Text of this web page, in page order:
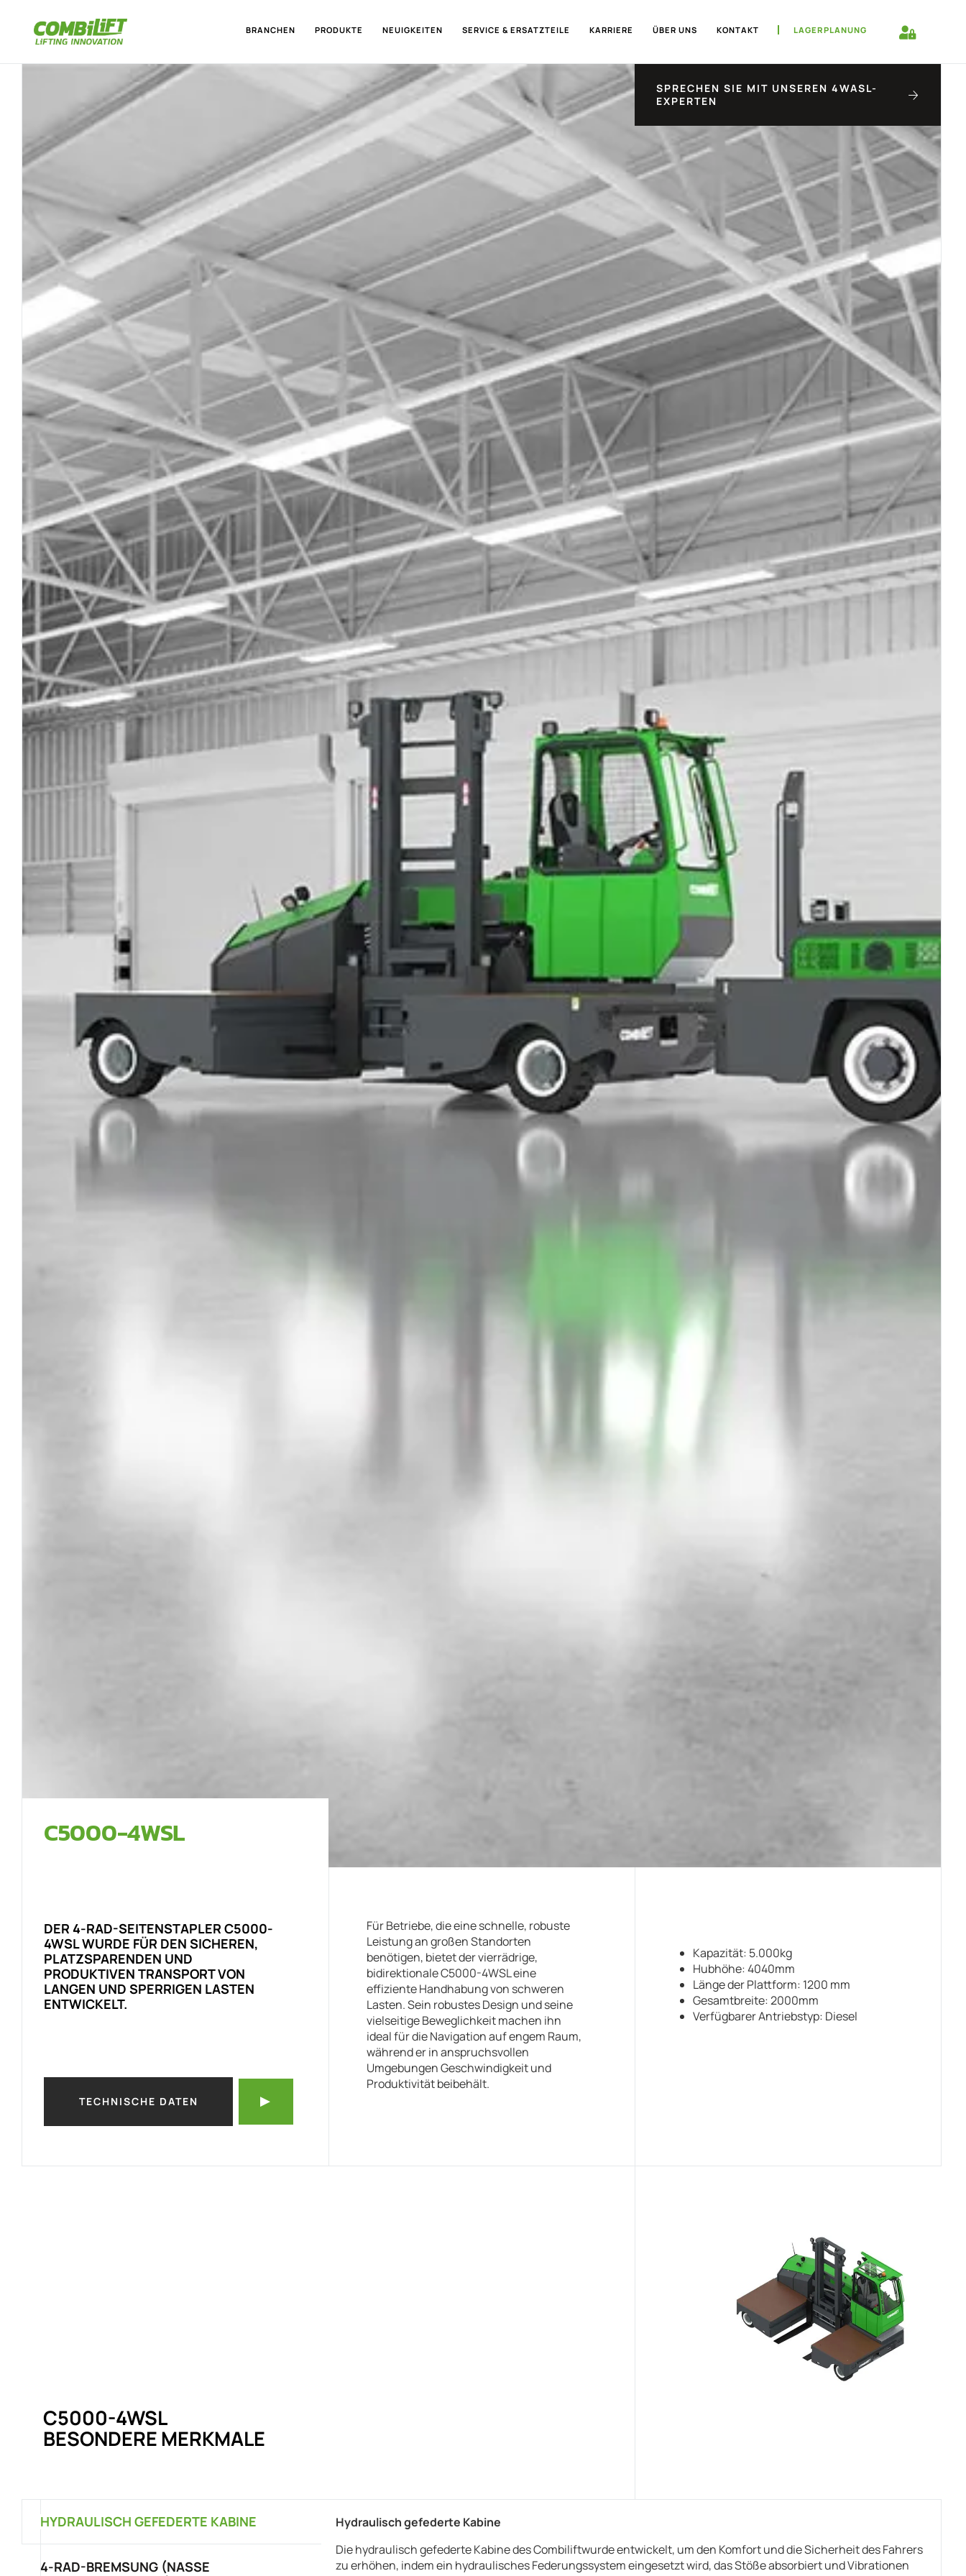
BRANCHEN PRODUKTE NEUIGKEITEN SERVICE & ERSATZTEILE KARRIERE ÜBER UNS KONTAKT LAGERPLANUNG
SPRECHEN SIE MIT UNSEREN 4WASL-
EXPERTEN
C5000-4WSL
DER 4-RAD-SEITENSTAPLER C5000-
4WSL WURDE FÜR DEN SICHEREN,
PLATZSPARENDEN UND
PRODUKTIVEN TRANSPORT VON
LANGEN UND SPERRIGEN LASTEN
ENTWICKELT.
TECHNISCHE DATEN
Für Betriebe, die eine schnelle, robuste
Leistung an großen Standorten
benötigen, bietet der vierrädrige,
bidirektionale C5000-4WSL eine
effiziente Handhabung von schweren
Lasten. Sein robustes Design und seine
vielseitige Beweglichkeit machen ihn
ideal für die Navigation auf engem Raum,
während er in anspruchsvollen
Umgebungen Geschwindigkeit und
Produktivität beibehält.
Kapazität: 5.000kg
Hubhöhe: 4040mm
Länge der Plattform: 1200 mm
Gesamtbreite: 2000mm
Verfügbarer Antriebstyp: Diesel
C5000-4WSL
BESONDERE MERKMALE
HYDRAULISCH GEFEDERTE KABINE
4-RAD-BREMSUNG (NASSE
Hydraulisch gefederte Kabine
Die hydraulisch gefederte Kabine des Combiliftwurde entwickelt, um den Komfort und die Sicherheit des Fahrers
zu erhöhen, indem ein hydraulisches Federungssystem eingesetzt wird, das Stöße absorbiert und Vibrationen